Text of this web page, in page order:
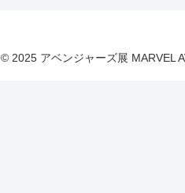
© 2025 アベンジャーズ展 MARVEL